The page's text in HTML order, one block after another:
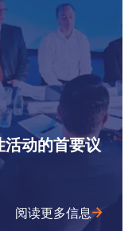
动的首要议
阅读更多信息